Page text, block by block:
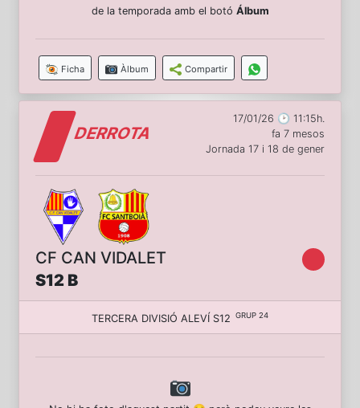
de la temporada amb el botó Álbum
Ficha Àlbum Compartir
DERROTA
17/01/26 🕑 11:15h.
fa 7 mesos
Jornada 17 i 18 de gener
CF CAN VIDALET
S12 B
TERCERA DIVISIÓ ALEVÍ S12 GRUP 24